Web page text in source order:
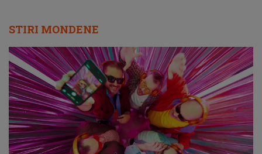
STIRI MONDENE